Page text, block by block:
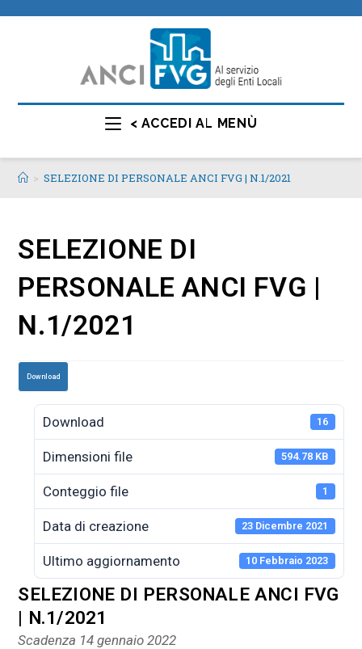
< ACCEDI AL MENÙ
> SELEZIONE DI PERSONALE ANCI FVG | N.1/2021
SELEZIONE DI
PERSONALE ANCI FVG |
N.1/2021
Download
Download 16
Dimensioni file 594.78 KB
Conteggio file 1
Data di creazione 23 Dicembre 2021
Ultimo aggiornamento 10 Febbraio 2023
SELEZIONE DI PERSONALE ANCI FVG
| N.1/2021
Scadenza 14 gennaio 2022